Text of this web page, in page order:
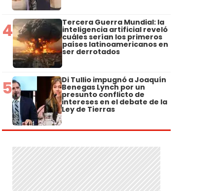
4 Tercera Guerra Mundial: la
inteligencia artificial reveló
cuáles serían los primeros
países latinoamericanos en
ser derrotados
5 Di Tullio impugnó a Joaquín
Benegas Lynch por un
presunto conflicto de
intereses en el debate de la
Ley de Tierras